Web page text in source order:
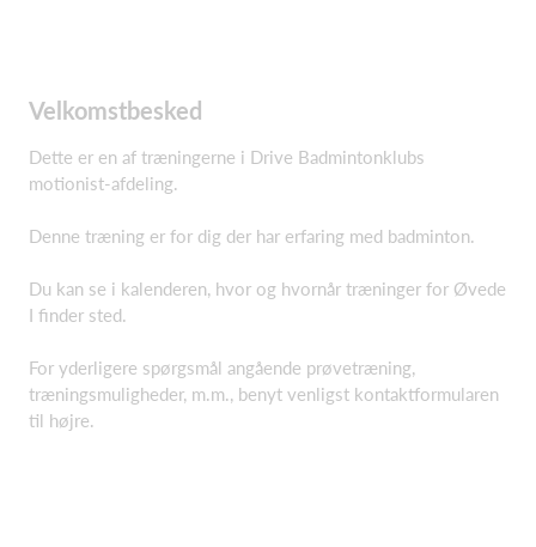
Velkomstbesked
Dette er en af træningerne i Drive Badmintonklubs
motionist-afdeling.
Denne træning er for dig der har erfaring med badminton.
Du kan se i kalenderen, hvor og hvornår træninger for Øvede
I finder sted.
For yderligere spørgsmål angående prøvetræning,
træningsmuligheder, m.m., benyt venligst kontaktformularen
til højre.